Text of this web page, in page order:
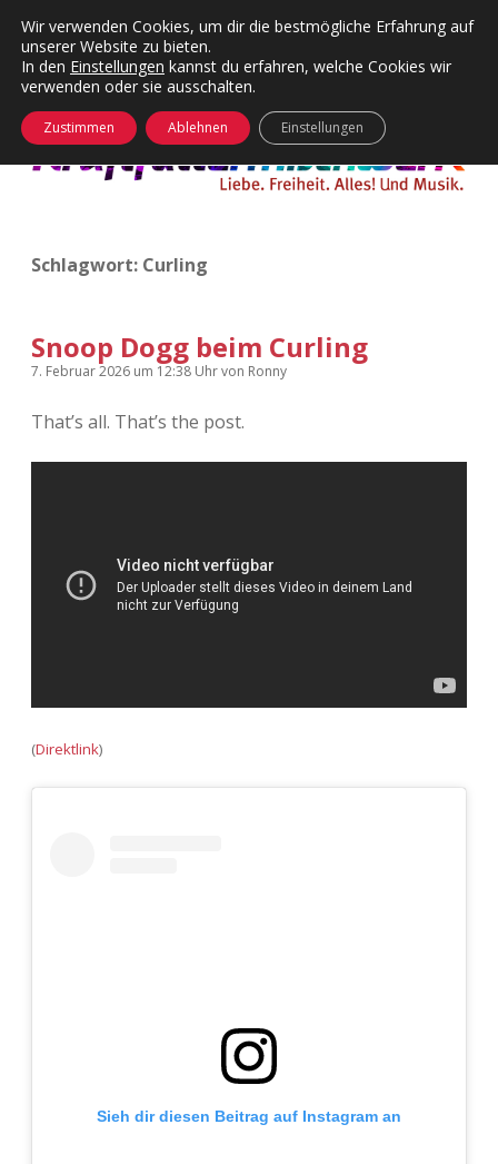
Kategorien
Menü
24 Hours Chilling
Die Wende
KFMW-Disco
Kopfkinomusik
Nur mal so
Wandnotizen
KFMW-Disco
Dates
Menü
öffnen
Adventskalender 2010
Adventskalender 2011
Adventskalender 2014
Adventskalender 2023
Adventskalender 2024
instagramsoundcloud
öffnen
Schlagwort: Curling
Snoop Dogg beim Curling
7. Februar 2026 um 12:38 Uhrvon Ronny
That’s all. That’s the post.
(Direktlink)
Sieh dir diesen Beitrag auf Instagram an
Wir verwenden Cookies, um dir die bestmögliche Erfahrung auf
unserer Website zu bieten.
In den Einstellungen kannst du erfahren, welche Cookies wir
verwenden oder sie ausschalten.
Zustimmen Ablehnen Einstellungen